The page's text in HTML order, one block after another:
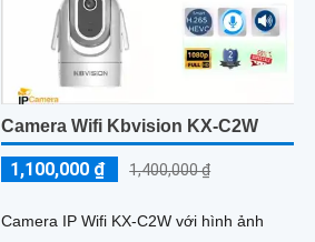
Camera Wifi Kbvision KX-C2W
1,100,000 ₫ 1,400,000 ₫
Camera IP Wifi KX-C2W với hình ảnh